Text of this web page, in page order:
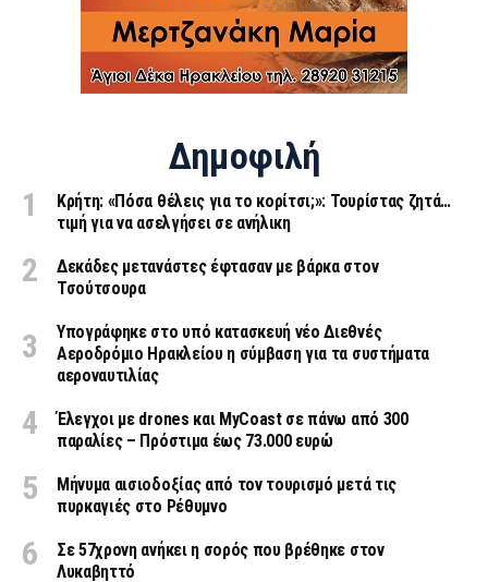
Δημοφιλή
Κρήτη: «Πόσα θέλεις για το κορίτσι;»: Τουρίστας ζητά…
τιμή για να ασελγήσει σε ανήλικη
Δεκάδες μετανάστες έφτασαν με βάρκα στον
Τσούτσουρα
Υπογράφηκε στο υπό κατασκευή νέο Διεθνές
Αεροδρόμιο Ηρακλείου η σύμβαση για τα συστήματα
αεροναυτιλίας
Έλεγχοι με drones και MyCoast σε πάνω από 300
παραλίες – Πρόστιμα έως 73.000 ευρώ
Μήνυμα αισιοδοξίας από τον τουρισμό μετά τις
πυρκαγιές στο Ρέθυμνο
Σε 57χρονη ανήκει η σορός που βρέθηκε στον
Λυκαβηττό